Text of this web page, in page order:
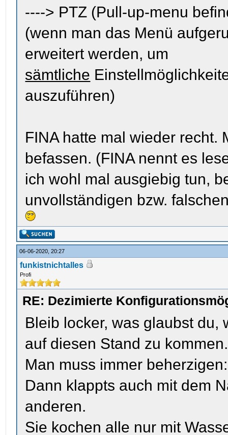
----> PTZ (Pull-up-menu
(wenn man das Menü
erweitert werden, um
sämtliche
auszuführen)
FINA hatte mal wieder recht.
befassen. (FINA nennt es
ich wohl mal ausgiebig tun,
unvollständigen bzw.
06-06-2020, 20:27
funkistnichtalles
Profi
RE: Dezimierte
Bleib locker, was glaubst du,
auf diesen Stand zu
Man muss immer
Dann klappts auch mit dem
anderen.
Sie kochen alle nur mit